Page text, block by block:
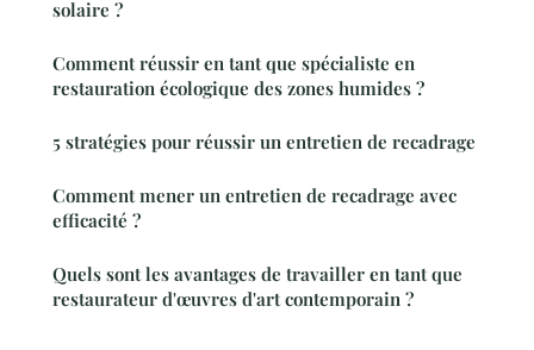
solaire ?
Comment réussir en tant que spécialiste en
restauration écologique des zones humides ?
5 stratégies pour réussir un entretien de recadrage
Comment mener un entretien de recadrage avec
efficacité ?
Quels sont les avantages de travailler en tant que
restaurateur d'œuvres d'art contemporain ?